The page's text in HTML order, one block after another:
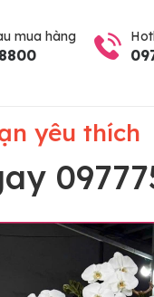
mua hàng
yêu thích